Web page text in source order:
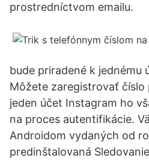
prostredníctvom emailu.
bude priradené k jednému
Môžete zaregistrovať číslo
jeden účet Instagram ho
na proces autentifikácie.
Androidom vydaných od
predinštalovaná